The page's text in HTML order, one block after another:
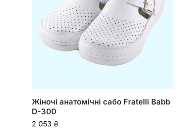
Жіночі анатомічні сабо Fratelli Babb
D-300
2 053 ₴